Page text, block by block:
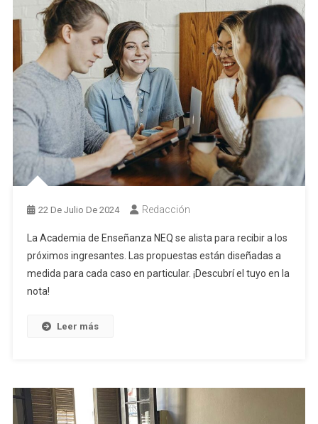
22 De Julio De 2024 Redacción
La Academia de Enseñanza NEQ se alista para recibir a los
próximos ingresantes. Las propuestas están diseñadas a
medida para cada caso en particular. ¡Descubrí el tuyo en la
nota!
Leer más